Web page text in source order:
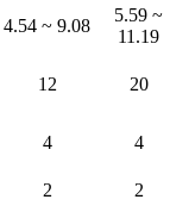
4.54 ~ 9.08
5.59 ~
11.19
12 20
4
4
2
2